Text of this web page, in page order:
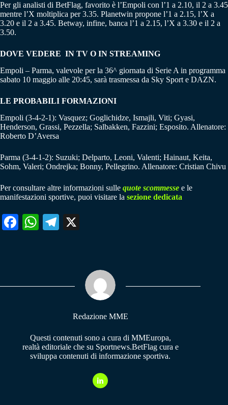
Per gli analisti di BetFlag, favorito è l’Empoli con l’1 a 2.10, il 2 a 3.45
mentre l’X moltiplica per 3.35. Planetwin propone l’1 a 2.15, l’X a
3.20 e il 2 a 3.45. Betway, infine, banca l’1 a 2.15, l’X a 3.30 e il 2 a
3.50.
DOVE VEDERE IN TV O IN STREAMING
Empoli – Parma, valevole per la 36^ giornata di Serie A in programma
sabato 10 maggio alle 20:45, sarà trasmessa da Sky Sport e DAZN.
LE PROBABILI FORMAZIONI
Empoli (3-4-2-1): Vasquez; Goglichidze, Ismajli, Viti; Gyasi,
Henderson, Grassi, Pezzella; Salbakken, Fazzini; Esposito. Allenatore:
Roberto D’Aversa
Parma (3-4-1-2): Suzuki; Delparto, Leoni, Valenti; Hainaut, Keita,
Sohm, Valeri; Ondrejka; Bonny, Pellegrino. Allenatore: Cristian Chivu
Per consultare altre informazioni sulle quote scommesse e le
manifestazioni sportive, puoi visitare la sezione dedicata
Fa W
pp
Te
m
Redazione MME
Questi contenuti sono a cura di MMEuropa,
realtà editoriale che su Sportnews.BetFlag cura e
sviluppa contenuti di informazione sportiva.